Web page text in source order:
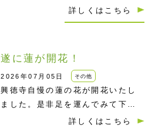
族の暮らしに寄り添ってきたもの
です。毎朝のあ…
詳しくはこちら
遂に蓮が開花！
2026年07月05日 その他
興徳寺自慢の蓮の花が開花いたし
ました。是非足を運んでみて下さ
詳しくはこちら